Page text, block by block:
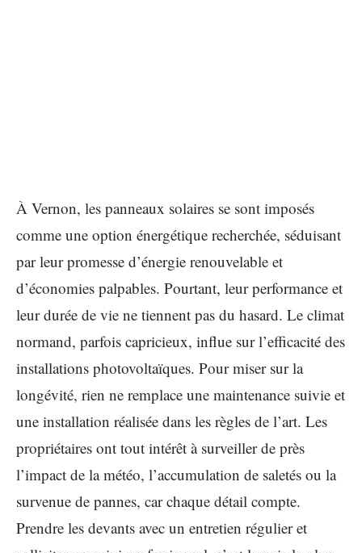
À Vernon, les panneaux solaires se sont imposés
comme une option énergétique recherchée, séduisant
par leur promesse d’énergie renouvelable et
d’économies palpables. Pourtant, leur performance et
leur durée de vie ne tiennent pas du hasard. Le climat
normand, parfois capricieux, influe sur l’efficacité des
installations photovoltaïques. Pour miser sur la
longévité, rien ne remplace une maintenance suivie et
une installation réalisée dans les règles de l’art. Les
propriétaires ont tout intérêt à surveiller de près
l’impact de la météo, l’accumulation de saletés ou la
survenue de pannes, car chaque détail compte.
Prendre les devants avec un entretien régulier et